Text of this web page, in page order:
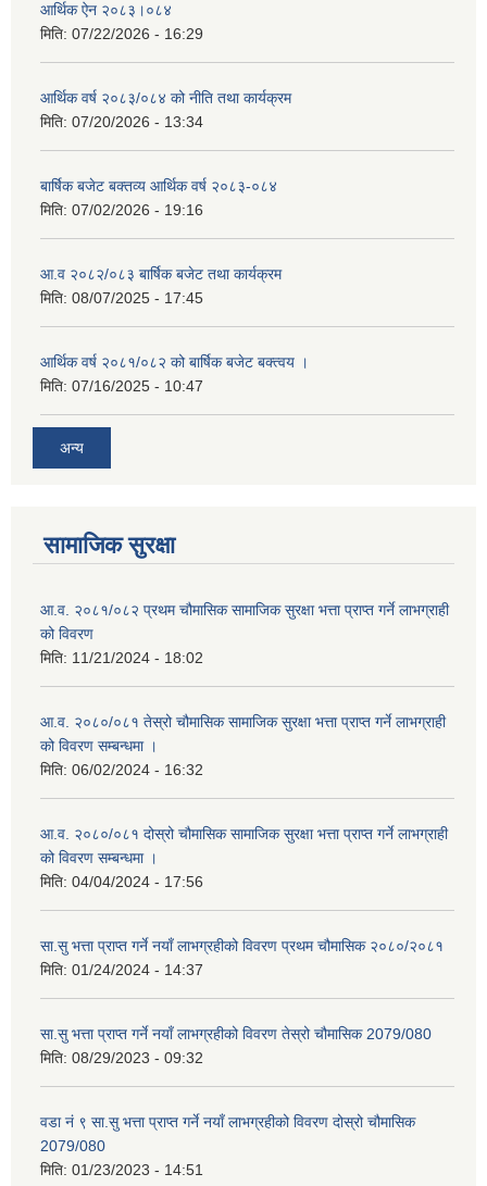
आर्थिक ऐन २०८३।०८४
मिति: 07/22/2026 - 16:29
आर्थिक वर्ष २०८३/०८४ को नीति तथा कार्यक्रम
मिति: 07/20/2026 - 13:34
बार्षिक बजेट बक्तव्य आर्थिक वर्ष २०८३-०८४
मिति: 07/02/2026 - 19:16
आ.व २०८२/०८३ बार्षिक बजेट तथा कार्यक्रम
मिति: 08/07/2025 - 17:45
आर्थिक वर्ष २०८१/०८२ को बार्षिक बजेट बक्त्वय ।
मिति: 07/16/2025 - 10:47
अन्य
सामाजिक सुरक्षा
आ.व. २०८१/०८२ प्रथम चौमासिक सामाजिक सुरक्षा भत्ता प्राप्त गर्ने लाभग्राही
को विवरण
मिति: 11/21/2024 - 18:02
आ.व. २०८०/०८१ तेस्रो चौमासिक सामाजिक सुरक्षा भत्ता प्राप्त गर्ने लाभग्राही
को विवरण सम्बन्धमा ।
मिति: 06/02/2024 - 16:32
आ.व. २०८०/०८१ दोस्रो चौमासिक सामाजिक सुरक्षा भत्ता प्राप्त गर्ने लाभग्राही
को विवरण सम्बन्धमा ।
मिति: 04/04/2024 - 17:56
सा.सु भत्ता प्राप्त गर्ने नयाँ लाभग्रहीको विवरण प्रथम चौमासिक २०८०/२०८१
मिति: 01/24/2024 - 14:37
सा.सु भत्ता प्राप्त गर्ने नयाँ लाभग्रहीको विवरण तेस्रो चौमासिक 2079/080
मिति: 08/29/2023 - 09:32
वडा नं ९ सा.सु भत्ता प्राप्त गर्ने नयाँ लाभग्रहीको विवरण दोस्रो चौमासिक
2079/080
मिति: 01/23/2023 - 14:51